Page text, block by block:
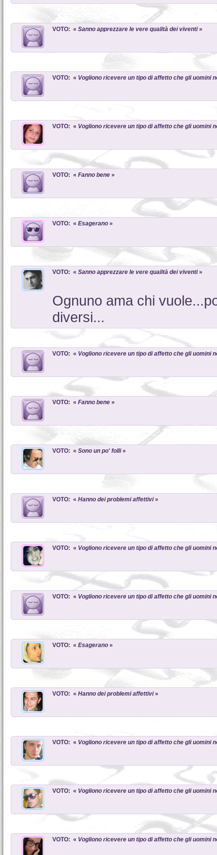
VOTO: « Sanno apprezzare le vere qualità dei viventi»
VOTO: « Vogliono ricevere un tipo di affetto che gli uomini
VOTO: « Vogliono ricevere un tipo di affetto che gli uomini
VOTO: « Fanno bene »
VOTO: « Esagerano »
VOTO: « Sanno apprezzare le vere qualità dei viventi»
Ognuno ama chi
diversi...
VOTO: « Vogliono ricevere un tipo di affetto che gli uomini
VOTO: « Fanno bene »
VOTO: « Sono un po' folli»
VOTO: « Hanno dei problemi affettivi»
VOTO: « Vogliono ricevere un tipo di affetto che gli uomini
VOTO: « Vogliono ricevere un tipo di affetto che gli uomini
VOTO: « Esagerano »
VOTO: « Hanno dei problemi affettivi»
VOTO: « Vogliono ricevere un tipo di affetto che gli uomini
VOTO: « Vogliono ricevere un tipo di affetto che gli uomini
VOTO: « Vogliono ricevere un tipo di affetto che gli uomini